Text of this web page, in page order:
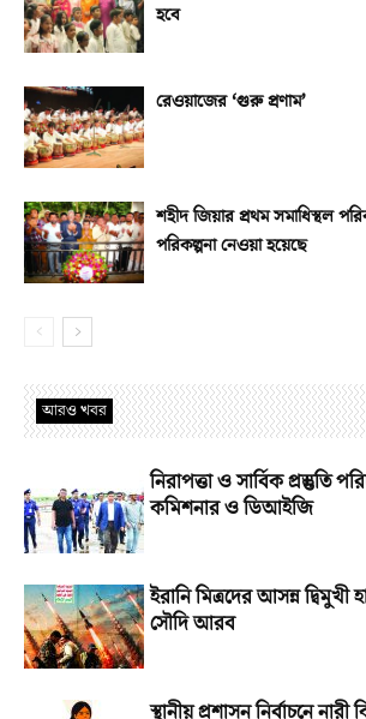
হবে
রেওয়াজের ‘গুরু প্রণাম’
শহীদ জিয়ার প্রথম সমাধিস্থল
পরিকল্পনা নেওয়া হয়েছে
আরও খবর
নিরাপত্তা ও সার্বিক প্রস্তুতি
কমিশনার ও ডিআইজি
ইরানি মিত্রদের আসন্ন
সৌদি আরব
স্থানীয় প্রশাসন নির্বাচনে